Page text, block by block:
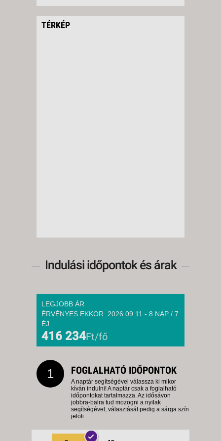
TÉRKÉP
Indulási időpontok és árak
LEGJOBB ÁR
ÉRVÉNYES EKKOR: 2026.09.11 - 8 NAP / 7
ÉJ
416 234Ft/fő
1 FOGLALHATÓ IDŐPONTOK
A naptár segítségével válassza ki mikor
kíván indulni! A naptár csak a foglalható
időpontokat tartalmazza. Az idősávon
jobbra-balra tud mozogni a nyilak
segítségével, választását pedig a sárga szín
jelöli.